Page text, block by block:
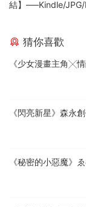
結】—–Kindle/
猜你喜歡
《少女漫畫主角╳
《閃亮新星》森永
《秘密的小惡魔》